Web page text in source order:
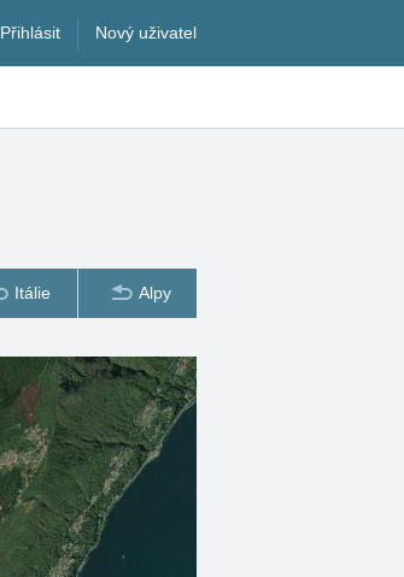
Přihlásit Nový uživatel
Itálie Alpy